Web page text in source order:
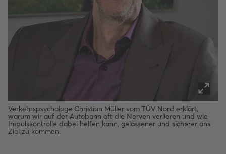
Verkehrspsychologe Christian Müller vom TÜV Nord erklärt,
warum wir auf der Autobahn oft die Nerven verlieren und wie
Impulskontrolle dabei helfen kann, gelassener und sicherer ans
Ziel zu kommen.